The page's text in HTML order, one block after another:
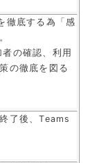
底する為「感
の確認、利用
の徹底を図る
了後、Teams